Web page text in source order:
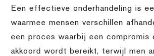
Een effectieve onderhandeling is
waarmee mensen verschillen
een proces waarbij een compromis
akkoord wordt bereikt, terwijl men